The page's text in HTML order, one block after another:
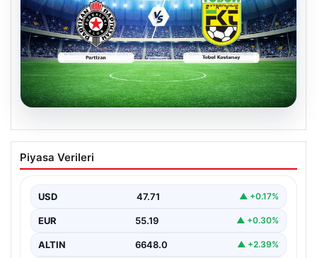
CANLI | Partizan – Tobol Kostanay Canlı
Maç Anlatımı
Piyasa Verileri
USD 47.71 ▲ +0.17%
EUR 55.19 ▲ +0.30%
ALTIN 6648.0 ▲ +2.39%